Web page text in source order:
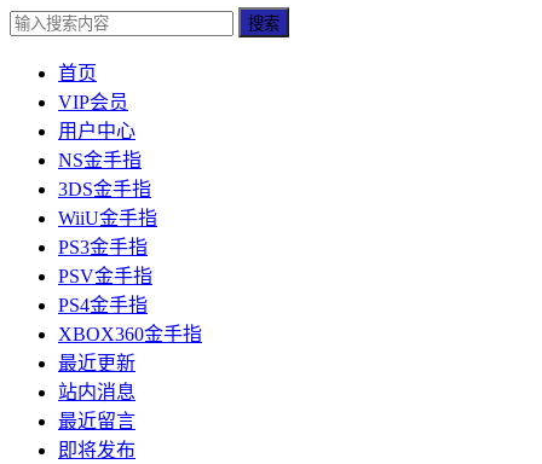
搜索
首页
VIP会员
用户中心
NS金手指
3DS金手指
WiiU金手指
PS3金手指
PSV金手指
PS4金手指
XBOX360金手指
最近更新
站内消息
最近留言
即将发布